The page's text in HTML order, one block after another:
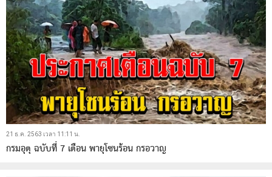
21 ธ.ค. 2563 เวลา 11:11 น.
กรมอุตุ ฉบับที่ 7 เตือน พายุโซนร้อน กรอวาญ